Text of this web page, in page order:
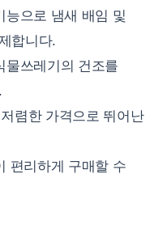
능으로 냄새 배임 및
합니다.
물쓰레기의 건조를
렴한 가격으로 뛰어난
편리하게 구매할 수